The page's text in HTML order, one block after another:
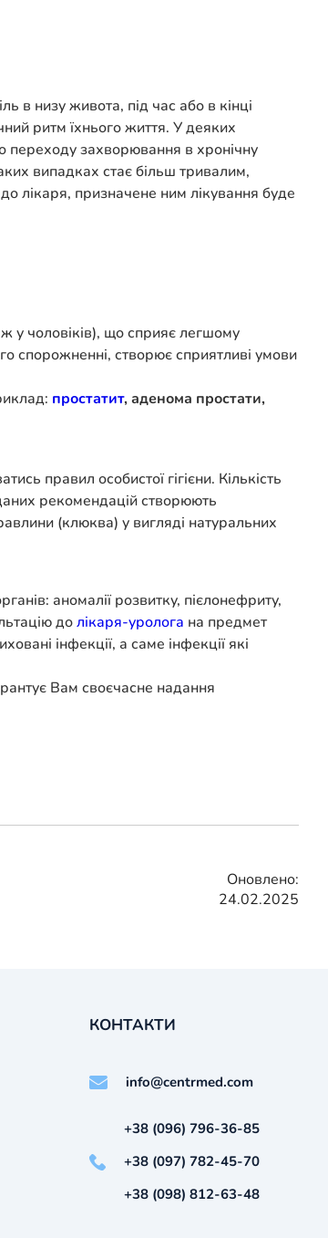
в низу живота, під час або в кінці
ритм їхнього життя. У деяких
переходу захворювання в хронічну
випадках стає більш тривалим,
лікаря, призначене ним лікування буде
у чоловіків), що сприяє легшому
спорожненні, створює сприятливі умови
простатит, аденома простати,
правил особистої гігієни. Кількість
рекомендацій створюють
(клюква) у вигляді натуральних
аномалії розвитку, пієлонефриту,
долікаря-уролога на предмет
інфекції, а саме інфекції які
Вам своєчасне надання
Оновлено:
24.02.2025
КОНТАКТИ
info@centrmed.com
+38 (096) 796-36-85
+38 (097) 782-45-70
+38 (098) 812-63-48